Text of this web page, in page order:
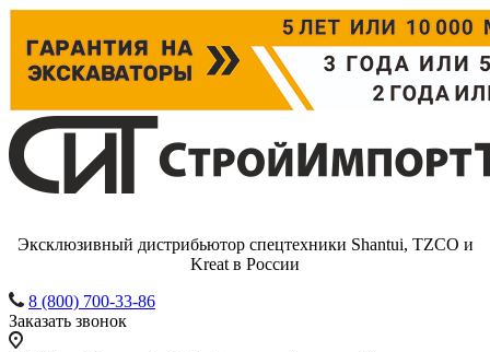
Эксклюзивный дистрибьютор спецтехники Shantui, TZCO и
Kreat в России
8 (800) 700-33-86
Заказать звонок